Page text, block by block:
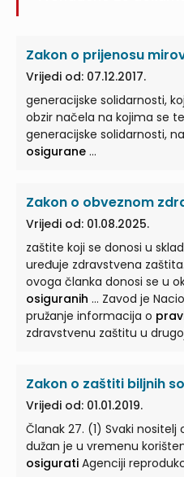
Zakon o prijenosu
Vrijedi od: 07.12.2017.
generacijske solidarnosti,
obzir načela na kojima se
generacijske solidarnosti,
osigurane ...
Zakon o obveznom
Vrijedi od: 01.08.2025.
zaštite koji se donosi u
uređuje zdravstvena
ovoga članka donosi se u
osiguranih ... Zavod je Nacionalna kontaktna točka za
pružanje informacija o
zdravstvenu zaštitu u
Zakon o zaštiti biljnih
Vrijedi od: 01.01.2019.
Članak 27. (1) Svaki
dužan je u vremenu
osigurati Agenciji